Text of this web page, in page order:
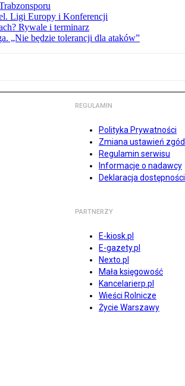
Ligi Europy i Konferencji
Rywale i terminarz
„Nie będzie tolerancji dla ataków”
REGULAMIN
Polityka Prywatności
Zmiana ustawień zgód
Regulamin serwisu
Informacje o nadawcy
Deklaracja dostępności
PARTNERZY
E-kiosk.pl
E-gazety.pl
Nexto.pl
Mała księgowość
Kancelarierp.pl
Wieści Rolnicze
Życie Warszawy